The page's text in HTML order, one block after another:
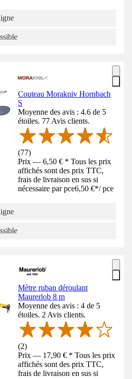
Couteau Morakniv Hornbach
S
Moyenne des avis : 4.6 de 5
étoiles. 77 Avis clients.
(77)
Prix — 6,50 € * Tous les prix
affichés sont des prix TTC,
frais de livraison en sus si
nécessaire par pce6,50 €*/ pce
Mètre ruban déroulant
Maurerlob 8 m
Moyenne des avis : 4 de 5
étoiles. 2 Avis clients.
(2)
Prix — 17,90 € * Tous les prix
affichés sont des prix TTC,
frais de livraison en sus si